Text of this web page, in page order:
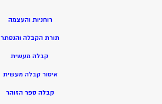
רוחניות והעצמה
תורת הקבלה והנסתר
קבלה מעשית
איסור קבלה מעשית
קבלה ספר הזוהר